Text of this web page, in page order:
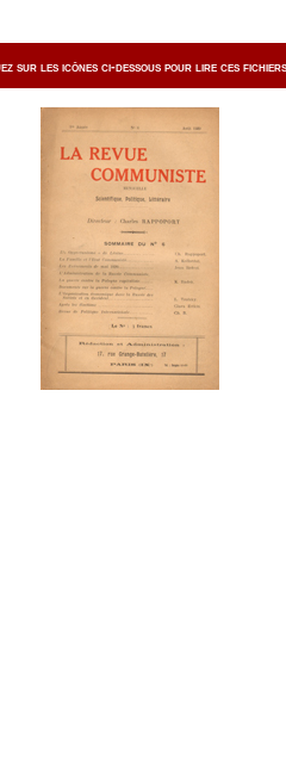
sur les icônes ci-dessous pour lire ces